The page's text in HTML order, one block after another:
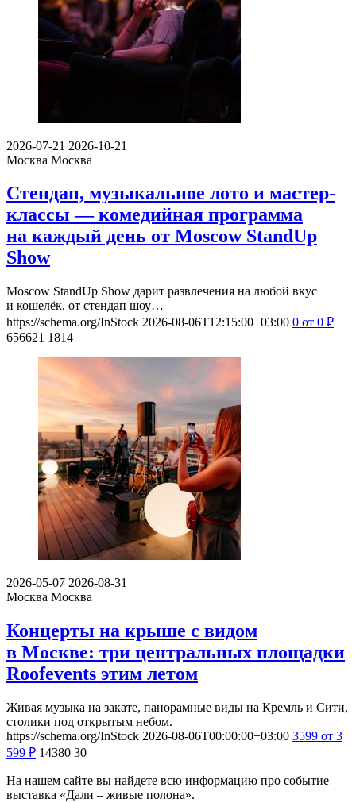
2026-07-21 2026-10-21
Москва Москва
Стендап, музыкальное лото и мастер-
классы — комедийная программа
на каждый день от Moscow StandUp
Show
Moscow StandUp Show дарит развлечения на любой вкус
и кошелёк, от стендап шоу…
https://schema.org/InStock 2026-08-06T12:15:00+03:00 0 от 0 ₽
656621 1814
2026-05-07 2026-08-31
Москва Москва
Концерты на крыше с видом
в Москве: три центральных площадки
Roofevents этим летом
Живая музыка на закате, панорамные виды на Кремль и Сити,
столики под открытым небом.
https://schema.org/InStock 2026-08-06T00:00:00+03:00 3599 от 3
599 ₽ 14380 30
На нашем сайте вы найдете всю информацию про событие
выставка «Дали – живые полона».